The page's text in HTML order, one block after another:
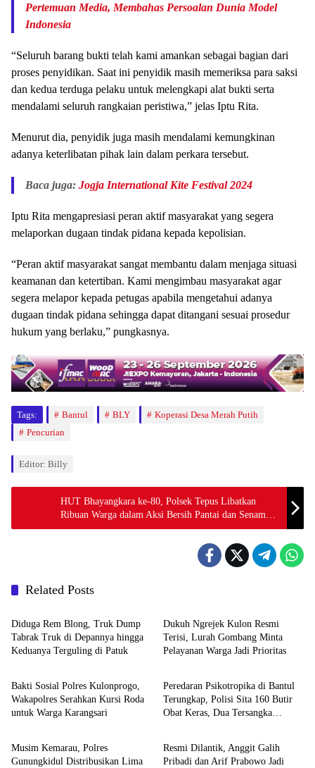
Pertemuan Media, Membahas Persoalan Dunia Model
Indonesia
“Seluruh barang bukti telah kami amankan sebagai bagian dari
proses penyidikan. Saat ini penyidik masih memeriksa para saksi
dan kedua terduga pelaku untuk melengkapi alat bukti serta
mendalami seluruh rangkaian peristiwa,” jelas Iptu Rita.
Menurut dia, penyidik juga masih mendalami kemungkinan
adanya keterlibatan pihak lain dalam perkara tersebut.
Baca juga: Jogja International Kite Festival 2024
Iptu Rita mengapresiasi peran aktif masyarakat yang segera
melaporkan dugaan tindak pidana kepada kepolisian.
“Peran aktif masyarakat sangat membantu dalam menjaga situasi
keamanan dan ketertiban. Kami mengimbau masyarakat agar
segera melapor kepada petugas apabila mengetahui adanya
dugaan tindak pidana sehingga dapat ditangani sesuai prosedur
hukum yang berlaku,” pungkasnya.
Tags: Bantul BLY
Koperasi Desa Merah Putih
Pencurian
Editor: Billy
HUT Bhayangkara ke-80, Polsek Tepus Libatkan
Ribuan Warga dalam Aksi Bersih Pantai dan Senam
Massal
Related Posts
Berita
Diduga Rem Blong, Truk Dump
Tabrak Truk di Depannya hingga
Keduanya Terguling di Patuk
Dukuh Ngrejek Kulon Resmi
Terisi, Lurah Gombang Minta
Pelayanan Warga Jadi Prioritas
Berita
Bakti Sosial Polres Kulonprogo,
Wakapolres Serahkan Kursi Roda
untuk Warga Karangsari
Berita
Peredaran Psikotropika di Bantul
Terungkap, Polisi Sita 160 Butir
Obat Keras, Dua Tersangka
Berita
Musim Kemarau, Polres
Gunungkidul Distribusikan Lima
Berita
Resmi Dilantik, Anggit Galih
Pribadi dan Arif Prabowo Jadi